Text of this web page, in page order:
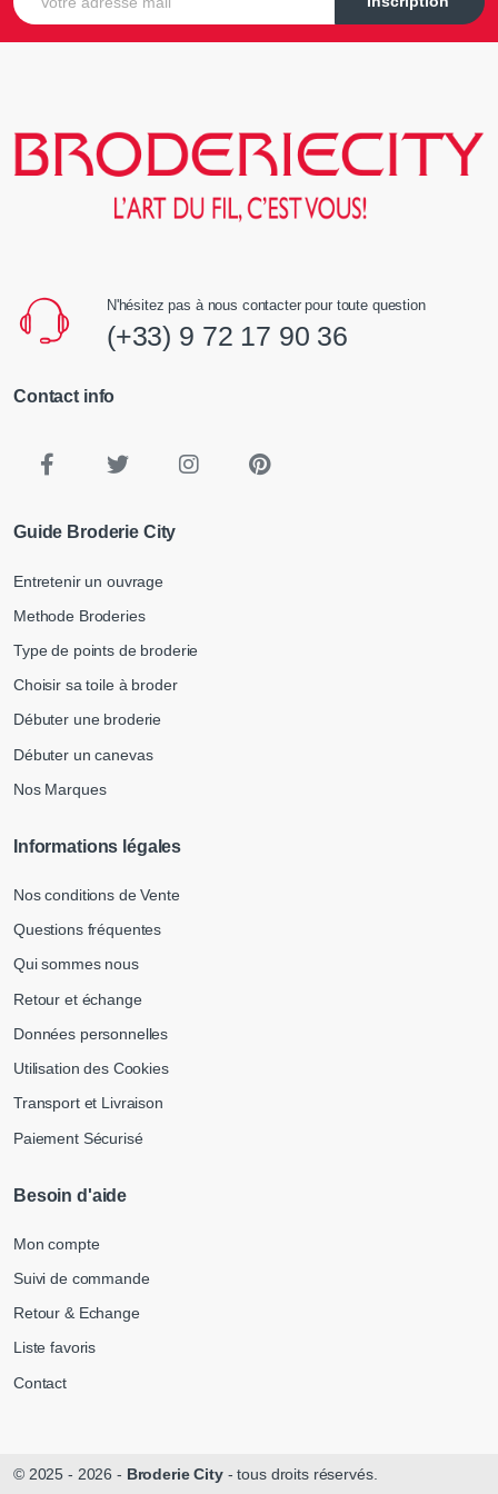
N'hésitez pas à nous contacter pour toute question
(+33) 9 72 17 90 36
Contact info
Guide Broderie City
Entretenir un ouvrage
Methode Broderies
Type de points de broderie
Choisir sa toile à broder
Débuter une broderie
Débuter un canevas
Nos Marques
Informations légales
Nos conditions de Vente
Questions fréquentes
Qui sommes nous
Retour et échange
Données personnelles
Utilisation des Cookies
Transport et Livraison
Paiement Sécurisé
Besoin d'aide
Mon compte
Suivi de commande
Retour & Echange
Liste favoris
Contact
© 2025 - 2026 - Broderie City- tous droits réservés.